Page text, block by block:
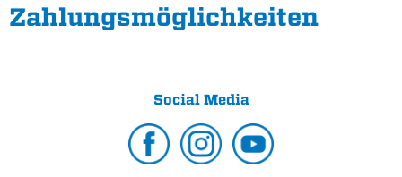
Zahlungs­möglichkeiten
Social Media